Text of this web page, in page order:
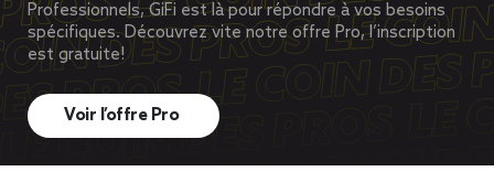
Professionnels, GiFi est là pour répondre à vos besoins
spécifiques. Découvrez vite notre offre Pro, l’inscription
est gratuite!
Voir l’offre Pro